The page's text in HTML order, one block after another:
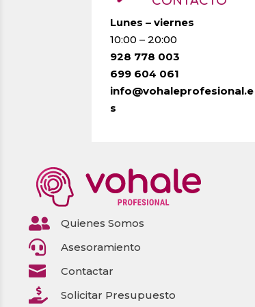
Lunes – viernes
10:00 – 20:00
928 778 003
699 604 061
info@vohaleprofesional.e
s
 Quienes Somos
 Asesoramiento
 Contactar
 Solicitar Presupuesto